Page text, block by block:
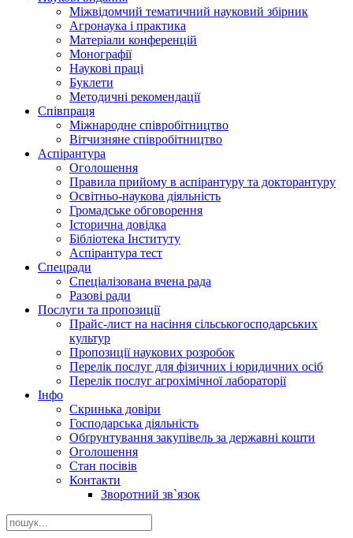
Міжвідомчий тематичний науковий збірник
Агронаука і практика
Матеріали конференцій
Монографії
Наукові праці
Буклети
Методичні рекомендації
Співпраця
Міжнародне співробітництво
Вітчизняне співробітництво
Аспірантура
Оголошення
Правила прийому в аспірантуру та докторантуру
Освітньо-наукова діяльність
Громадське обговорення
Історична довідка
Бібліотека Інституту
Аспірантура тест
Спецради
Спеціалізована вчена рада
Разові ради
Послуги та пропозиції
Прайс-лист на насіння сільськогосподарських
культур
Пропозиції наукових розробок
Перелік послуг для фізичних і юридичних осіб
Перелік послуг агрохімічної лабораторії
Інфо
Скринька довіри
Господарська діяльність
Обґрунтування закупівель за державні кошти
Оголошення
Стан посівів
Контакти
Зворотний зв`язок